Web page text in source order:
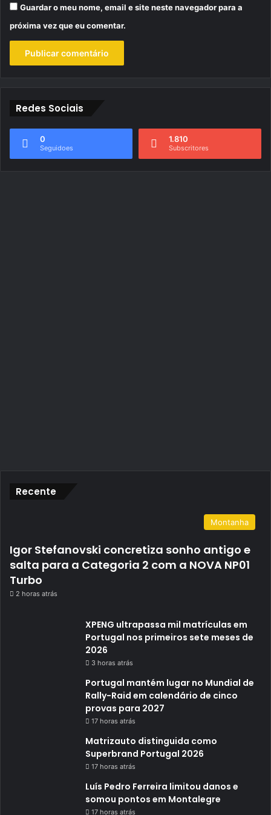
Guardar o meu nome, email e site neste navegador para a
próxima vez que eu comentar.
Redes Sociais
0
Seguidoes
1.810
Subscritores
Recente
Montanha
Igor Stefanovski concretiza sonho antigo e
salta para a Categoria 2 com a NOVA NP01
Turbo
2 horas atrás
XPENG ultrapassa mil matrículas em
Portugal nos primeiros sete meses de
2026
3 horas atrás
Portugal mantém lugar no Mundial de
Rally-Raid em calendário de cinco
provas para 2027
17 horas atrás
Matrizauto distinguida como
Superbrand Portugal 2026
17 horas atrás
Luís Pedro Ferreira limitou danos e
somou pontos em Montalegre
17 horas atrás